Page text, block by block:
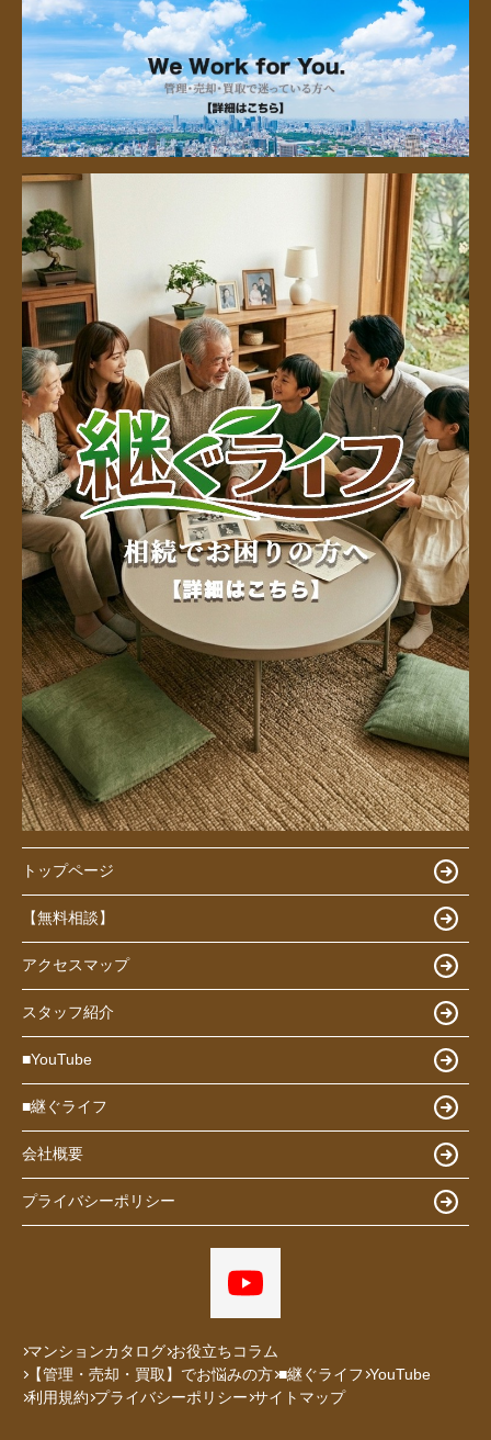
トップページ
【無料相談】
アクセスマップ
スタッフ紹介
■YouTube
■継ぐライフ
会社概要
プライバシーポリシー
マンションカタログ お役立ちコラム
【管理・売却・買取】でお悩みの方 ■継ぐライフ YouTube
利用規約 プライバシーポリシー サイトマップ